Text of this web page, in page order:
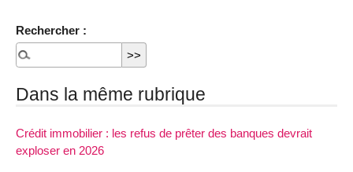
Rechercher :
Dans la même rubrique
Crédit immobilier : les refus de prêter des banques devrait
exploser en 2026